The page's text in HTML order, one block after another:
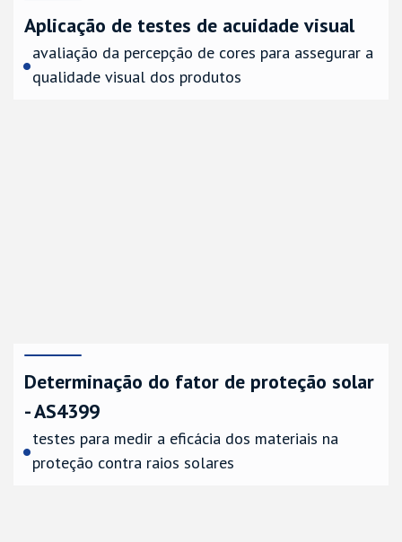
Aplicação de testes de acuidade visual
avaliação da percepção de cores para assegurar a
qualidade visual dos produtos
Determinação do fator de proteção solar
- AS4399
testes para medir a eficácia dos materiais na
proteção contra raios solares